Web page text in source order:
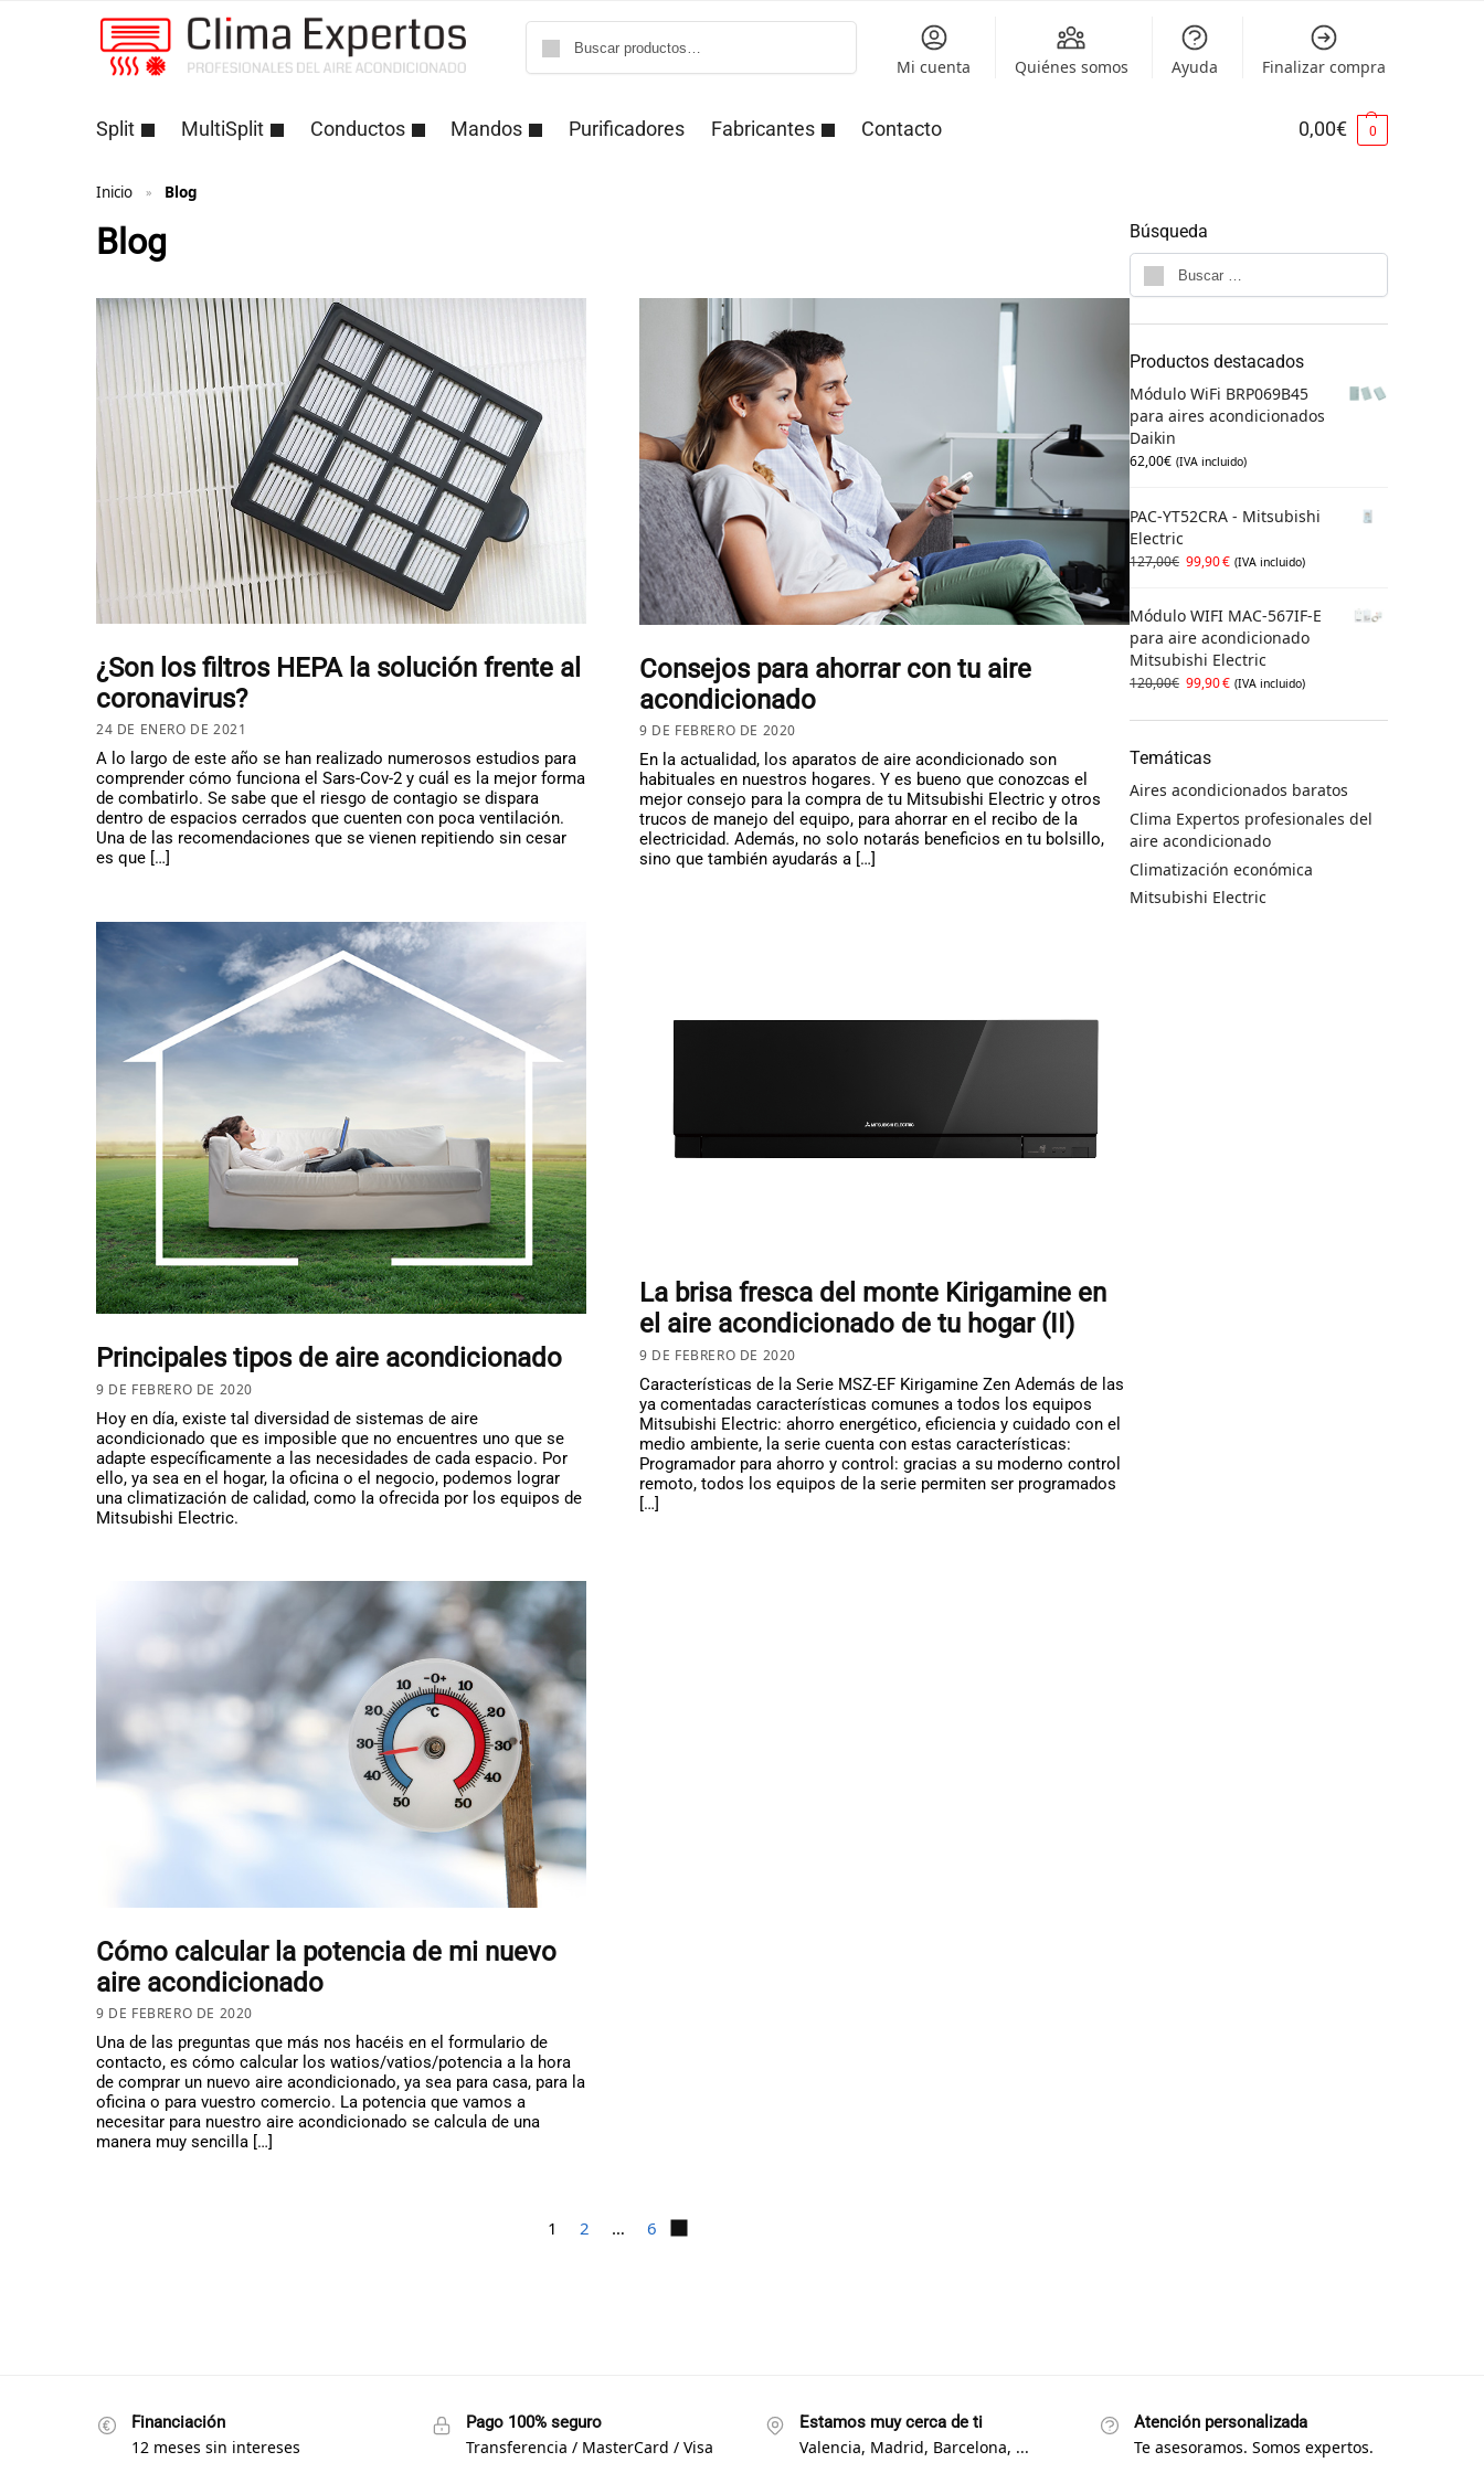
Mi cuenta Quiénes somos Ayuda Finalizar compra
Split MultiSplit Conductos Mandos Purificadores Fabricantes Contacto 0,00€ 0
Inicio » Blog
Blog
¿Son los filtros HEPA la solución frente al
coronavirus?
24 DE ENERO DE 2021
A lo largo de este año se han realizado numerosos estudios para
comprender cómo funciona el Sars-Cov-2 y cuál es la mejor forma
de combatirlo. Se sabe que el riesgo de contagio se dispara
dentro de espacios cerrados que cuenten con poca ventilación.
Una de las recomendaciones que se vienen repitiendo sin cesar
es que […]
Consejos para ahorrar con tu aire
acondicionado
9 DE FEBRERO DE 2020
En la actualidad, los aparatos de aire acondicionado son
habituales en nuestros hogares. Y es bueno que conozcas el
mejor consejo para la compra de tu Mitsubishi Electric y otros
trucos de manejo del equipo, para ahorrar en el recibo de la
electricidad. Además, no solo notarás beneficios en tu bolsillo,
sino que también ayudarás a […]
Principales tipos de aire acondicionado
9 DE FEBRERO DE 2020
Hoy en día, existe tal diversidad de sistemas de aire
acondicionado que es imposible que no encuentres uno que se
adapte específicamente a las necesidades de cada espacio. Por
ello, ya sea en el hogar, la oficina o el negocio, podemos lograr
una climatización de calidad, como la ofrecida por los equipos de
Mitsubishi Electric.
La brisa fresca del monte Kirigamine en
el aire acondicionado de tu hogar (II)
9 DE FEBRERO DE 2020
Características de la Serie MSZ-EF Kirigamine Zen Además de las
ya comentadas características comunes a todos los equipos
Mitsubishi Electric: ahorro energético, eficiencia y cuidado con el
medio ambiente, la serie cuenta con estas características:
Programador para ahorro y control: gracias a su moderno control
remoto, todos los equipos de la serie permiten ser programados
[…]
Cómo calcular la potencia de mi nuevo
aire acondicionado
9 DE FEBRERO DE 2020
Una de las preguntas que más nos hacéis en el formulario de
contacto, es cómo calcular los watios/vatios/potencia a la hora
de comprar un nuevo aire acondicionado, ya sea para casa, para la
oficina o para vuestro comercio. La potencia que vamos a
necesitar para nuestro aire acondicionado se calcula de una
manera muy sencilla […]
1 2 … 6
Búsqueda
Productos destacados
Módulo WiFi BRP069B45
para aires acondicionados
Daikin
62,00€ (IVA incluido)
PAC-YT52CRA - Mitsubishi
Electric
127,00€ 99,90€ (IVA incluido)
Módulo WIFI MAC-567IF-E
para aire acondicionado
Mitsubishi Electric
120,00€ 99,90€ (IVA incluido)
Temáticas
Aires acondicionados baratos
Clima Expertos profesionales del
aire acondicionado
Climatización económica
Mitsubishi Electric
Financiación
12 meses sin intereses
Pago 100% seguro
Transferencia / MasterCard / Visa
Estamos muy cerca de ti
Valencia, Madrid, Barcelona, ...
Atención personalizada
Te asesoramos. Somos expertos.